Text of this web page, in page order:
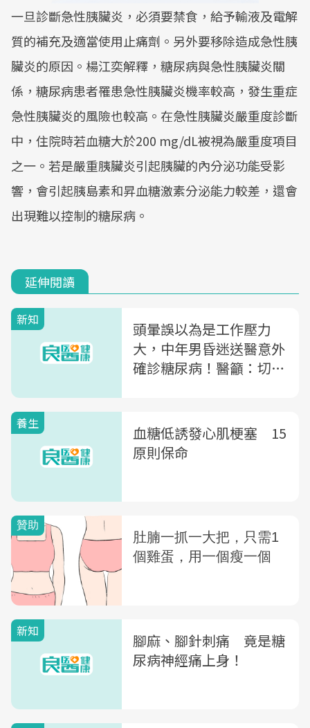
一旦診斷急性胰臟炎，必須要禁食，給予輸液及電解
質的補充及適當使用止痛劑。另外要移除造成急性胰
臟炎的原因。楊江奕解釋，糖尿病與急性胰臟炎關
係，糖尿病患者罹患急性胰臟炎機率較高，發生重症
急性胰臟炎的風險也較高。在急性胰臟炎嚴重度診斷
中，住院時若血糖大於200 mg/dL被視為嚴重度項目
之一。若是嚴重胰臟炎引起胰臟的內分泌功能受影
響，會引起胰島素和昇血糖激素分泌能力較差，還會
出現難以控制的糖尿病。
延伸閱讀
新知
頭暈誤以為是工作壓力
大，中年男昏迷送醫意外
確診糖尿病！醫籲：切勿
養生
血糖低誘發心肌梗塞 15
原則保命
新知
腳麻、腳針刺痛 竟是糖
尿病神經痛上身！